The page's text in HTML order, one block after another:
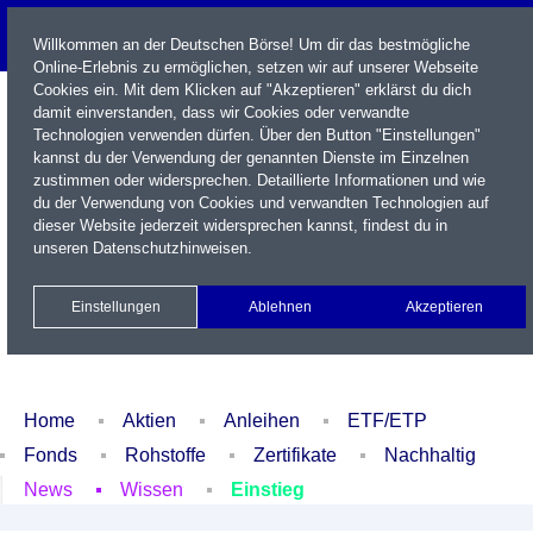
Name / WKN / ISIN / Kürzel
Newsletter Kontakt
Xetra Realtime
Watchlist Portfolio Login
Home Aktien Anleihen
ETF/ETP
Fonds
Rohstoffe Zertifikate
Nachhaltig
News
Wissen Einstieg
Willkommen an der Deutschen Börse! Um dir das bestmögliche
Online-Erlebnis zu ermöglichen, setzen wir auf unserer Webseite
Cookies ein. Mit dem Klicken auf "Akzeptieren" erklärst du dich
damit einverstanden, dass wir Cookies oder verwandte
Technologien verwenden dürfen. Über den Button "Einstellungen"
kannst du der Verwendung der genannten Dienste im Einzelnen
zustimmen oder widersprechen. Detaillierte Informationen und wie
du der Verwendung von Cookies und verwandten Technologien auf
dieser Website jederzeit widersprechen kannst, findest du in
unseren Datenschutzhinweisen.
Einstellungen Ablehnen Akzeptieren